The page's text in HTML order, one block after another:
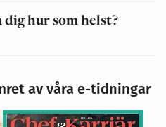
dig hur som helst?
av våra e-tidningar